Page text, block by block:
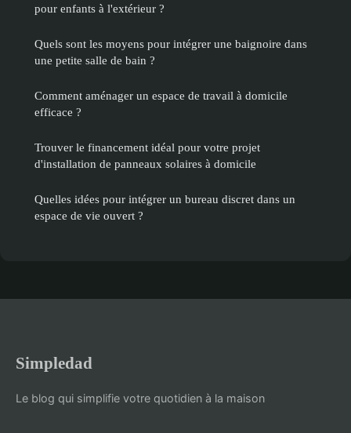
pour enfants à l'extérieur ?
Quels sont les moyens pour intégrer une baignoire dans
une petite salle de bain ?
Comment aménager un espace de travail à domicile
efficace ?
Trouver le financement idéal pour votre projet
d'installation de panneaux solaires à domicile
Quelles idées pour intégrer un bureau discret dans un
espace de vie ouvert ?
Simpledad
Le blog qui simplifie votre quotidien à la maison